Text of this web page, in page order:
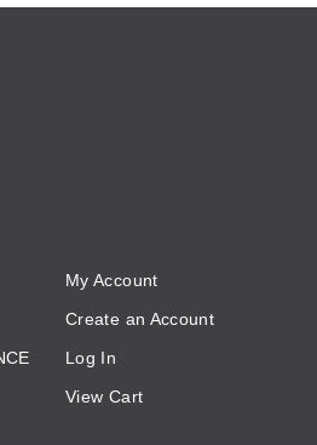
My Account
Create an Account
Log In
View Cart